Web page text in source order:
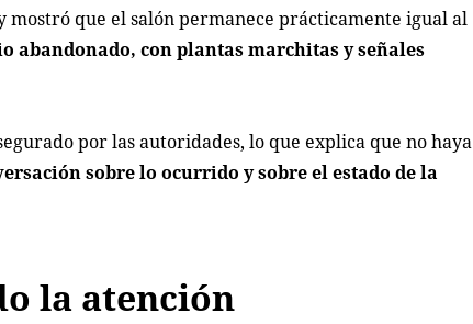
que el salón permanece prácticamente igual al
abandonado, con plantas marchitas y señales
por las autoridades, lo que explica que no haya
sobre lo ocurrido y sobre el estado de la
la atención